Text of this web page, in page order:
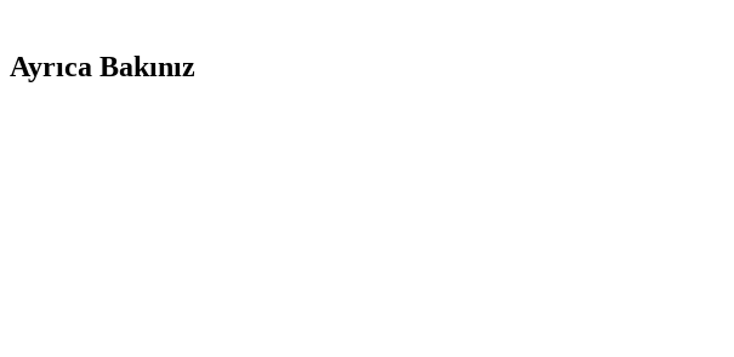
Ayrıca Bakınız